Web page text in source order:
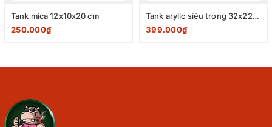
Tank mica 12x10x20 cm
250.000₫
Tank arylic siêu trong 32x22x10 cm
399.000₫